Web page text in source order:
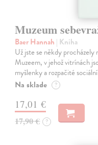
Muzeum
Baer Hannah | Kniha
Už jste se někdy
Muzeem, v jehož vitrínách
myšlenky a rozpačité
Na sklade ?
17,01 €
17,90 € ?